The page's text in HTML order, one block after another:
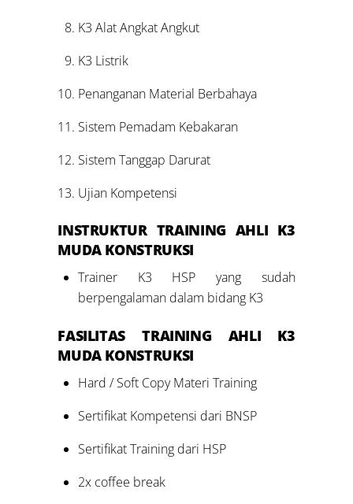
K3 Alat Angkat Angkut
K3 Listrik
Penanganan Material Berbahaya
Sistem Pemadam Kebakaran
Sistem Tanggap Darurat
Ujian Kompetensi
INSTRUKTUR TRAINING AHLI K3
MUDA KONSTRUKSI
Trainer K3 HSP yang sudah
berpengalaman dalam bidang K3
FASILITASTRAINING AHLI K3
MUDA KONSTRUKSI
Hard / Soft Copy Materi Training
Sertifikat Kompetensi dari BNSP
Sertifikat Training dari HSP
2x coffee break